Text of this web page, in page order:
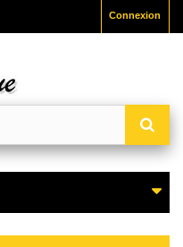
Connexion